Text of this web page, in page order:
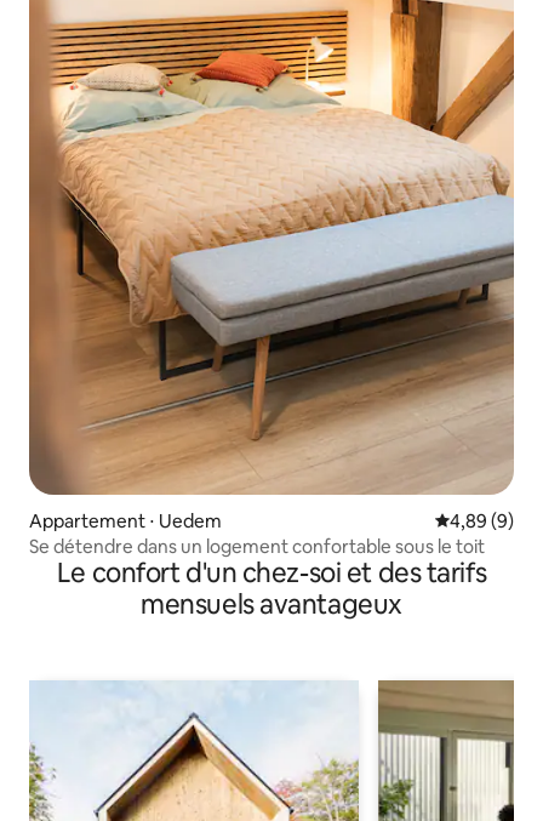
Appartement ⋅ Uedem Évaluation
4,89 (9)
Se détendre dans un logement confortable sous le toit
Le confort d'un chez-soi et des tarifs
mensuels avantageux